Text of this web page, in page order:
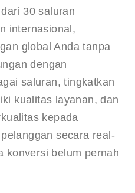
30 saluran
internasional,
global Anda tanpa
dengan
saluran, tingkatkan
kualitas layanan, dan
kepada
secara real-
konversi belum pernah